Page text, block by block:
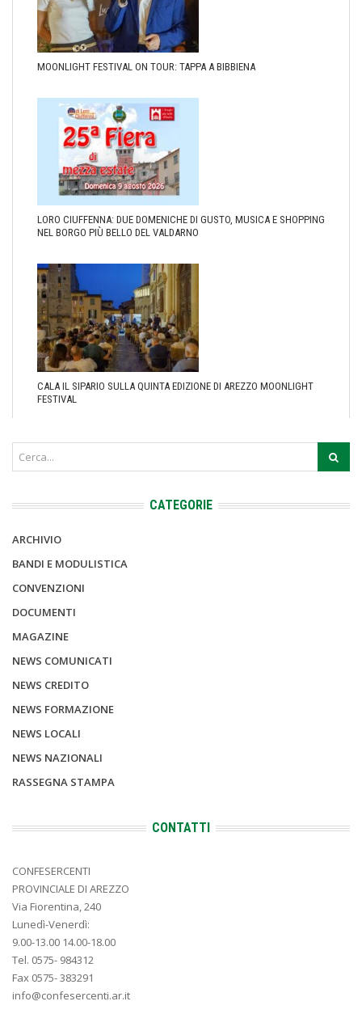
MOONLIGHT FESTIVAL ON TOUR: TAPPA A BIBBIENA
LORO CIUFFENNA: DUE DOMENICHE DI GUSTO, MUSICA E SHOPPING
NEL BORGO PIÙ BELLO DEL VALDARNO
CALA IL SIPARIO SULLA QUINTA EDIZIONE DI AREZZO MOONLIGHT
FESTIVAL
CATEGORIE
ARCHIVIO
BANDI E MODULISTICA
CONVENZIONI
DOCUMENTI
MAGAZINE
NEWS COMUNICATI
NEWS CREDITO
NEWS FORMAZIONE
NEWS LOCALI
NEWS NAZIONALI
RASSEGNA STAMPA
CONTATTI
CONFESERCENTI
PROVINCIALE DI AREZZO
Via Fiorentina, 240
Lunedì-Venerdì:
9.00-13.00 14.00-18.00
Tel. 0575- 984312
Fax 0575- 383291
info@confesercenti.ar.it